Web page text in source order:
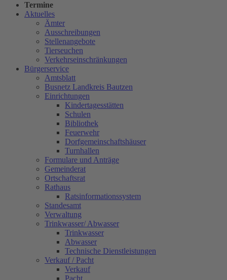
Termine
Aktuelles
Ämter
Ausschreibungen
Stellenangebote
Tierseuchen
Verkehrseinschränkungen
Bürgerservice
Amtsblatt
Busnetz Landkreis Bautzen
Einrichtungen
Kindertagesstätten
Schulen
Bibliothek
Feuerwehr
Dorfgemeinschaftshäuser
Turnhallen
Formulare und Anträge
Gemeinderat
Ortschaftsrat
Rathaus
Ratsinformationssystem
Standesamt
Verwaltung
Trinkwasser/ Abwasser
Trinkwasser
Abwasser
Technische Dienstleistungen
Verkauf / Pacht
Verkauf
Pacht